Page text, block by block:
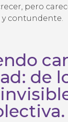
pero
y contundente.
de